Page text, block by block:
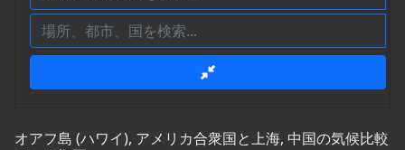
オアフ島 (ハワイ), アメリカ合衆国と上海, 中国の気候比較